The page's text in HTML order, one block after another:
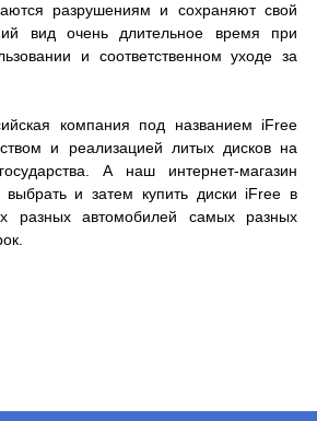
разрушениям и сохраняют свой
вид очень длительное время при
и соответственном уходе за
компания под названием iFree
и реализацией литых дисков на
А наш интернет-магазин
выбрать и затем купить диски iFree в
разных автомобилей самых разных